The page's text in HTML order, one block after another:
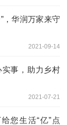
，华润万家来守
2021-09-14
事，助力乡村
2021-07-21
您生活“亿”点